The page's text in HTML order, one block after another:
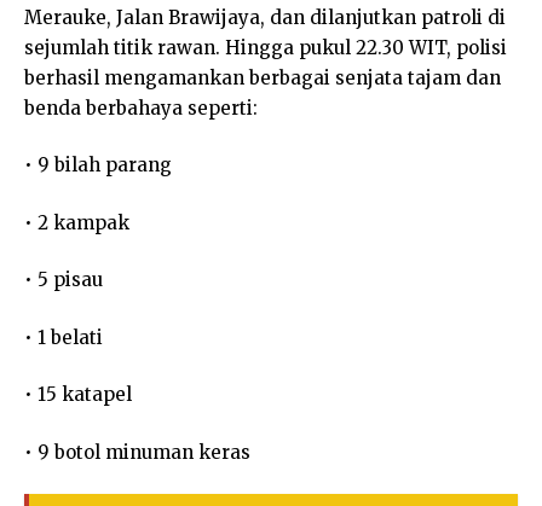
Merauke, Jalan Brawijaya, dan dilanjutkan patroli di
sejumlah titik rawan. Hingga pukul 22.30 WIT, polisi
berhasil mengamankan berbagai senjata tajam dan
benda berbahaya seperti:
• 9 bilah parang
• 2 kampak
• 5 pisau
• 1 belati
• 15 katapel
• 9 botol minuman keras